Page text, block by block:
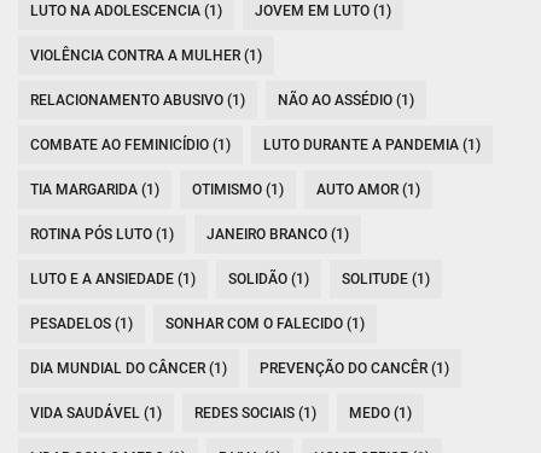
LUTO NA ADOLESCENCIA (1) JOVEM EM LUTO (1)
VIOLÊNCIA CONTRA A MULHER (1)
RELACIONAMENTO ABUSIVO (1) NÃO AO ASSÉDIO (1)
COMBATE AO FEMINICÍDIO (1) LUTO DURANTE A PANDEMIA (1)
TIA MARGARIDA (1) OTIMISMO (1) AUTO AMOR (1)
ROTINA PÓS LUTO (1) JANEIRO BRANCO (1)
LUTO E A ANSIEDADE (1) SOLIDÃO (1) SOLITUDE (1)
PESADELOS (1) SONHAR COM O FALECIDO (1)
DIA MUNDIAL DO CÂNCER (1) PREVENÇÃO DO CANCÊR (1)
VIDA SAUDÁVEL (1) REDES SOCIAIS (1) MEDO (1)